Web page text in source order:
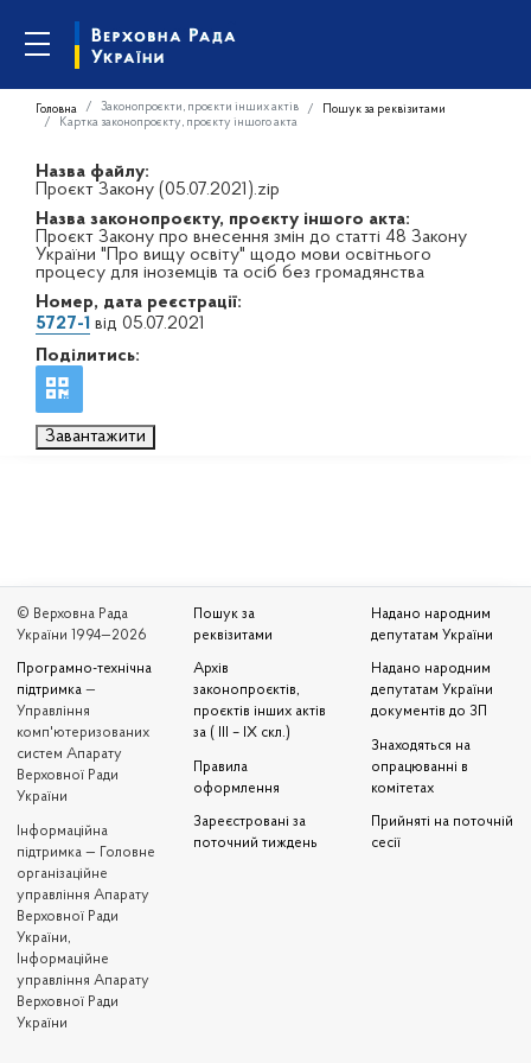
Головна Законопроєкти, проєкти інших актів
Пошук за реквізитами
Картка законопроєкту, проєкту іншого акта
Назва файлу:
Проєкт Закону (05.07.2021).zip
Назва законопроєкту, проєкту іншого акта:
Проєкт Закону про внесення змін до статті 48 Закону
України "Про вищу освіту" щодо мови освітнього
процесу для іноземців та осіб без громадянства
Номер, дата реєстрації:
5727-1 від 05.07.2021
Поділитись:
Завантажити
© Верховна Рада
України 1994—2026
Програмно-технічна
підтримка —
Управління
комп'ютеризованих
систем Апарату
Верховної Ради
України
Iнформаційна
підтримка — Головне
організаційне
управління Апарату
Верховної Ради
України,
Інформаційне
управління Апарату
Верховної Ради
України
Пошук за
реквізитами
Архів
законопроєктів,
проєктів інших актів
за ( III – IX скл.)
Правила
оформлення
Зареєстровані за
поточний тиждень
Надано народним
депутатам України
Надано народним
депутатам України
документів до ЗП
Знаходяться на
опрацюванні в
комітетах
Прийняті на поточній
сесії